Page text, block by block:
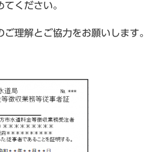
ください。
理解とご協力をお願いします。